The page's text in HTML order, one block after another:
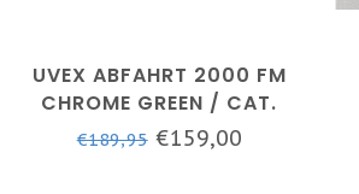
UVEX ABFAHRT 2000 FM
CHROME GREEN / CAT.
3 LINSE
€189,95€159,00